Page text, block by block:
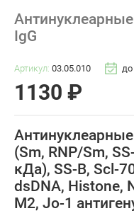
IgG
Артикул: 03.05.010 до
1130 ₽
Антинуклеарные
(Sm, RNP/Sm,
кДа), SS-B, Scl-
dsDNA, Histone,
M2, Jo-1